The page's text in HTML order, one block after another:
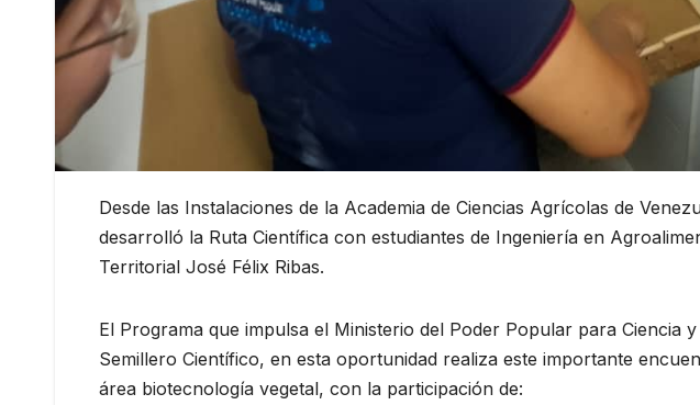
Desde las Instalaciones de la Academia de Ciencias Agrícolas de
desarrolló la Ruta Científica con estudiantes de Ingeniería en
Territorial José Félix Ribas.
El Programa que impulsa el Ministerio del Poder Popular para Ciencia
Semillero Científico, en esta oportunidad realiza este importante
área biotecnología vegetal, con la participación de: